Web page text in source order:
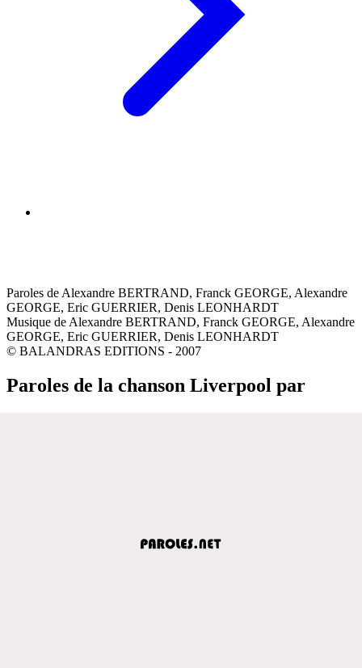
Paroles de Alexandre BERTRAND, Franck GEORGE, Alexandre
GEORGE, Eric GUERRIER, Denis LEONHARDT
Musique de Alexandre BERTRAND, Franck GEORGE, Alexandre
GEORGE, Eric GUERRIER, Denis LEONHARDT
© BALANDRAS EDITIONS - 2007
Paroles de la chanson Liverpool par